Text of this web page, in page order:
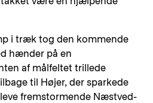
i træk tog den kommende
hænder på en
af målfeltet trillede
til Højer, der sparkede
fremstormende Næstved-